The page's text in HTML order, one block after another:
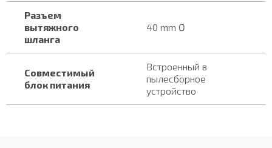
Разъем
вытяжного
шланга
40 mm Ø
Совместимый
блок питания
Встроенный в
пылесборное
устройство